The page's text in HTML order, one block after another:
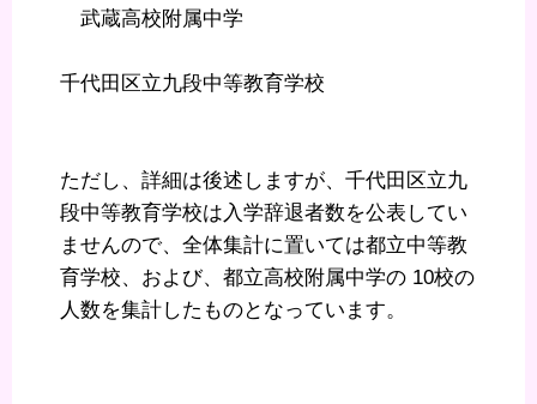
武蔵高校附属中学
千代田区立九段中等教育学校
ただし、詳細は後述しますが、千代田区立九
段中等教育学校は入学辞退者数を公表してい
ませんので、全体集計に置いては都立中等教
育学校、および、都立高校附属中学の 10校の
人数を集計したものとなっています。